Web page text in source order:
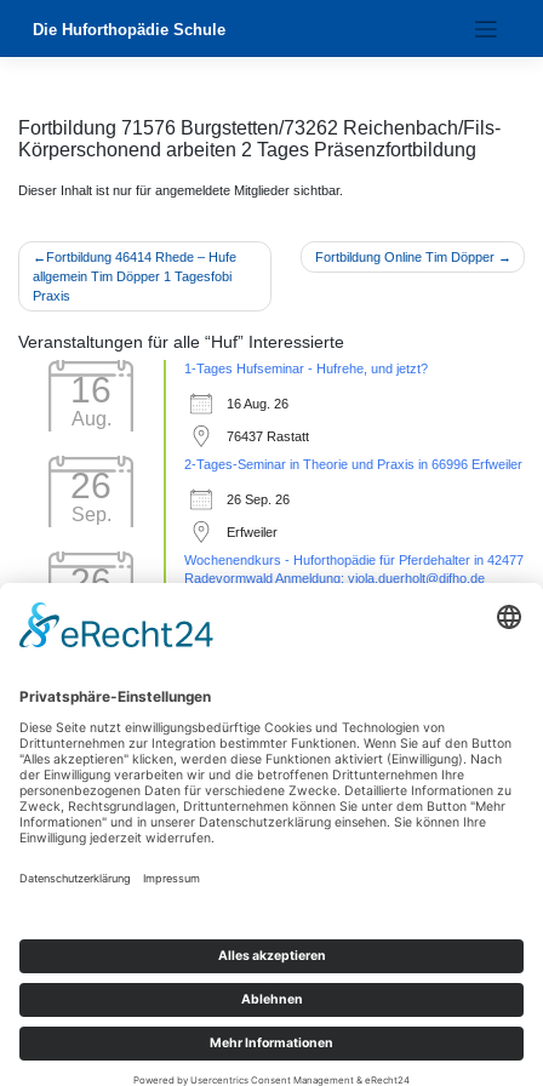
Die Huforthopädie Schule
Fortbildung 71576 Burgstetten/73262 Reichenbach/Fils-
Körperschonend arbeiten 2 Tages Präsenzfortbildung
Dieser Inhalt ist nur für angemeldete Mitglieder sichtbar.
Beitragsnavigation
Fortbildung 46414 Rhede – Hufe
allgemein Tim Döpper 1 Tagesfobi
Praxis
Fortbildung Online Tim Döpper
Veranstaltungen für alle “Huf” Interessierte
16
Aug.
1-Tages Hufseminar - Hufrehe, und jetzt?
16 Aug. 26
76437 Rastatt
26
Sep.
2-Tages-Seminar in Theorie und Praxis in 66996 Erfweiler
26 Sep. 26
Erfweiler
26
Wochenendkurs - Huforthopädie für Pferdehalter in 42477
Radevormwald Anmeldung: viola.duerholt@difho.de
11
Okt.
Karpal/Sprunggelenk bis Huf)
11 Okt. 26
Burgstetten
01
Nov.
1 Tages Hufseminar-Sezieren16727 Velten - mit Michelle
Yakobi Anmeldung: unter info@difho.de
Impressum
Die Huforthopädie Schule |Bootstrap-Theme für WordPress